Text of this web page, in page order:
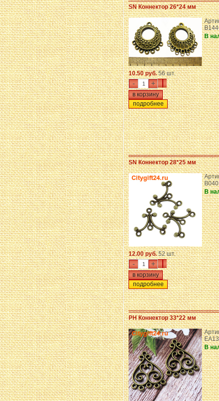
SN Коннектор 26*24 мм
В
10.50 руб.56 шт.
- +
подробнее
SN Коннектор 28*25 мм
В
12.00 руб.52 шт.
- +
подробнее
PH Коннектор 33*22 мм
В